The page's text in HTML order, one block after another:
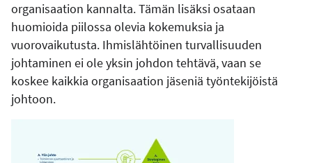
organisaation kannalta. Tämän lisäksi osataan
huomioida piilossa olevia kokemuksia ja
vuorovaikutusta. Ihmislähtöinen turvallisuuden
johtaminen ei ole yksin johdon tehtävä, vaan se
koskee kaikkia organisaation jäseniä työntekijöistä
johtoon.